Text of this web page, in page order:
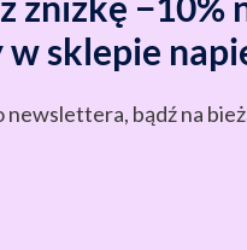
w sklepie
newslettera, bądź na